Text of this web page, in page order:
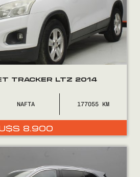
TRACKER LTZ 2014
NAFTA 177055
8.900